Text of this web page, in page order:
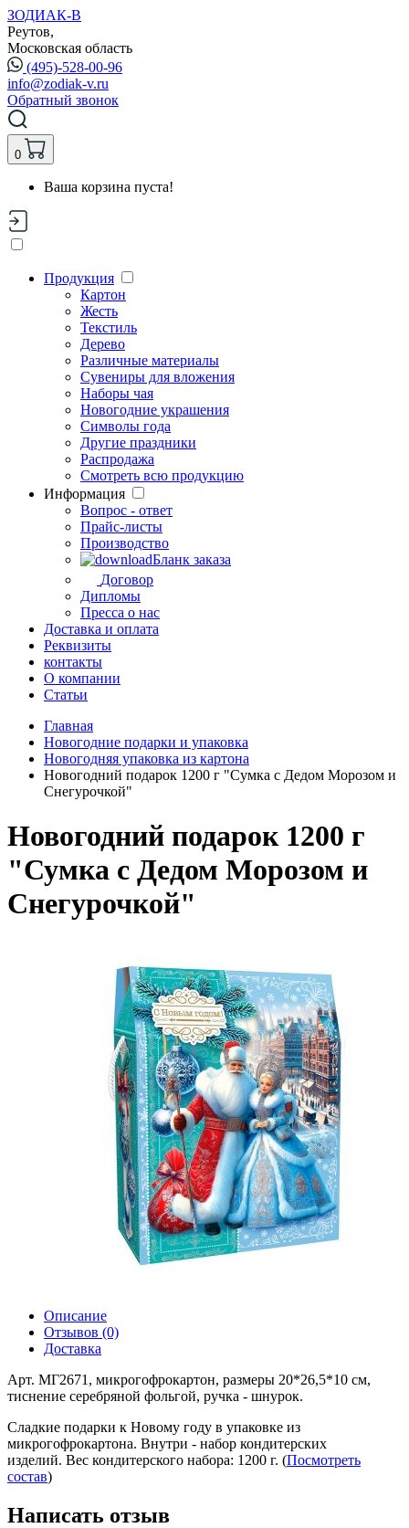
ЗОДИАК-В
Реутов,
Московская область
(495)-528-00-96
info@zodiak-v.ru
Обратный звонок
0
Ваша корзина пуста!
Продукция
Картон
Жесть
Текстиль
Дерево
Различные материалы
Сувениры для вложения
Наборы чая
Новогодние украшения
Символы года
Другие праздники
Распродажа
Смотреть всю продукцию
Информация
Вопрос - ответ
Прайс-листы
Производство
Бланк заказа
Договор
Дипломы
Пресса о нас
Доставка и оплата
Реквизиты
контакты
О компании
Статьи
Главная
Новогодние подарки и упаковка
Новогодняя упаковка из картона
Новогодний подарок 1200 г "Сумка с Дедом Морозом и
Снегурочкой"
Новогодний подарок 1200 г
"Сумка с Дедом Морозом и
Снегурочкой"
Описание
Отзывов (0)
Доставка
Арт. МГ2671, микрогофрокартон, размеры 20*26,5*10 см,
тиснение серебряной фольгой, ручка - шнурок.
Сладкие подарки к Новому году в упаковке из
микрогофрокартона. Внутри - набор кондитерских
изделий. Вес кондитерского набора: 1200 г. (Посмотреть
состав)
Написать отзыв